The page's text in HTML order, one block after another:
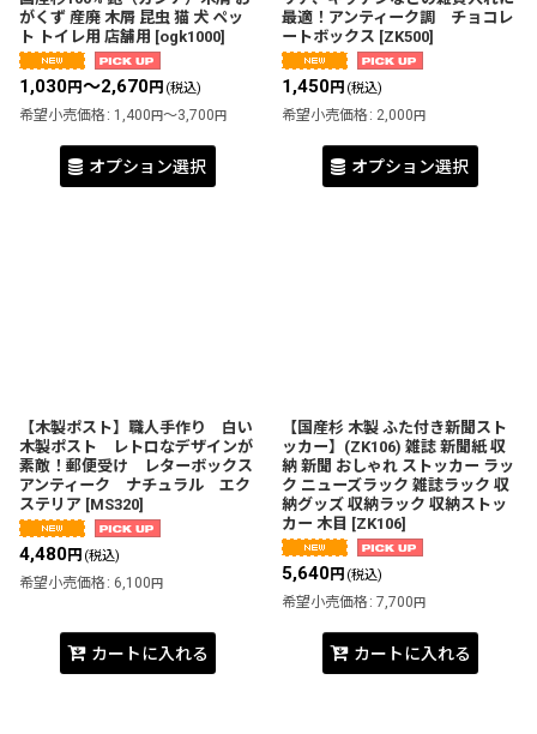
がくず 産廃 木屑 昆虫 猫 犬 ペッ
ト トイレ用 店舗用 [ogk1000]
1,030円～2,670円 (税込)
希望小売価格 : 1,400円～3,700円
オプション選択
最適！アンティーク調 チョコレ
ートボックス [ZK500]
1,450円 (税込)
希望小売価格 : 2,000円
オプション選択
【木製ポスト】職人手作り 白い
木製ポスト レトロなデザインが
素敵！郵便受け レターボックス
アンティーク ナチュラル エク
ステリア [MS320]
4,480円 (税込)
希望小売価格 : 6,100円
カートに入れる
【国産杉 木製 ふた付き新聞スト
ッカー】(ZK106) 雑誌 新聞紙 収
納 新聞 おしゃれ ストッカー ラッ
ク ニューズラック 雑誌ラック 収
納グッズ 収納ラック 収納ストッ
カー 木目 [ZK106]
5,640円 (税込)
希望小売価格 : 7,700円
カートに入れる